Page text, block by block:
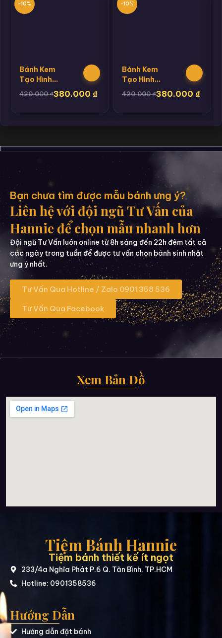
-10%
Bánh Kem
Tạo Hình
Oto
420.000₫380.000 ₫
-10%
Bánh Kem
Tạo Hình
Thỏ
420.000₫380.000 ₫
Bạn chưa tìm được mẫu bánh ưng ý?
Liên hệ với đội ngũ Tư Vấn của
Hannie để chọn mẫu nhanh hơn
Đội ngũ Tư Vấn luôn online từ 8h sáng đến 22h đêm tất cả
các ngày trong tuần để được tư vấn chọn bánh sinh nhật
ưng ý nhất.
Tư Vấn Qua Hotline / Zalo 0901 358 536
Tư Vấn Qua Facebook
Xem Bản Đồ
Tiệm Bánh Hannie
Tiệm bánh thiết kế ít ngọt
233/4a Nghĩa Phát P.6 Q. Tân Bình, TP.HCM
Hotline: 0901358536
Hướng Dẫn
Hướng dẫn đặt bánh